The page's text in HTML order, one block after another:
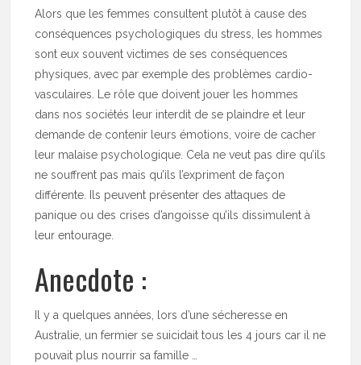
Alors que les femmes consultent plutôt à cause des
conséquences psychologiques du stress, les hommes
sont eux souvent victimes de ses conséquences
physiques, avec par exemple des problèmes cardio-
vasculaires. Le rôle que doivent jouer les hommes
dans nos sociétés leur interdit de se plaindre et leur
demande de contenir leurs émotions, voire de cacher
leur malaise psychologique. Cela ne veut pas dire qu’ils
ne souffrent pas mais qu’ils l’expriment de façon
différente. Ils peuvent présenter des attaques de
panique ou des crises d’angoisse qu’ils dissimulent à
leur entourage.
Anecdote :
Il y a quelques années, lors d’une sécheresse en
Australie, un fermier se suicidait tous les 4 jours car il ne
pouvait plus nourrir sa famille …